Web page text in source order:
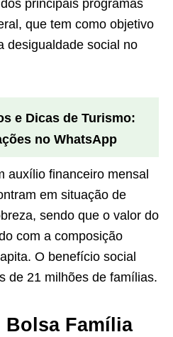
principais programas
que tem como objetivo
desigualdade social no
e Dicas de Turismo:
no WhatsApp
auxílio financeiro mensal
em situação de
sendo que o valor do
com a composição
O benefício social
de 21 milhões de famílias.
Família